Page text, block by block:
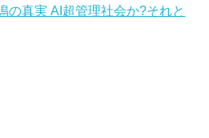
の真実 AI超管理社会か?それと